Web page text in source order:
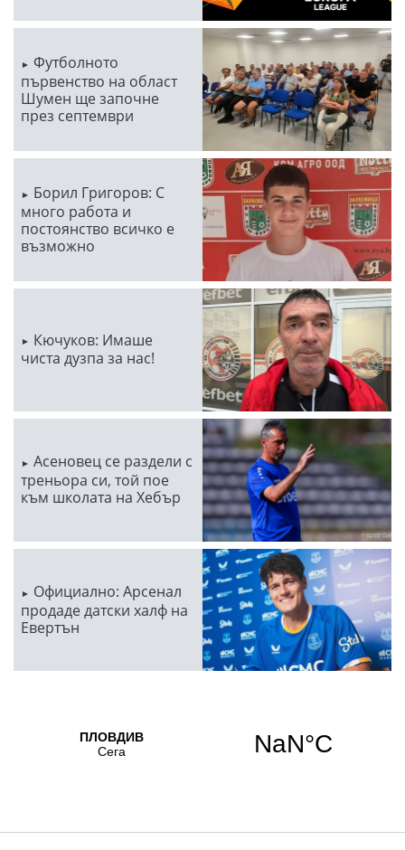
Футболното
първенство на област
Шумен ще започне
през септември
Борил Григоров: С
много работа и
постоянство всичко е
възможно
Кючуков: Имаше
чиста дузпа за нас!
Асеновец се раздели с
треньора си, той пое
към школата на Хебър
Официално: Арсенал
продаде датски халф на
Евертън